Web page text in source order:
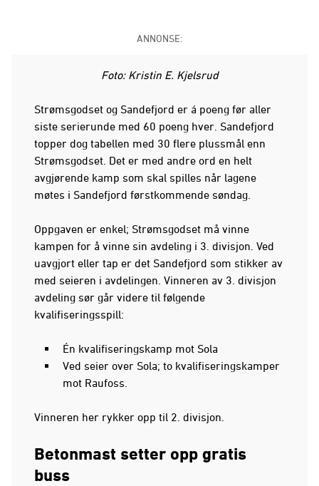
ANNONSE:
Foto: Kristin E. Kjelsrud
Strømsgodset og Sandefjord er á poeng før aller
siste serierunde med 60 poeng hver. Sandefjord
topper dog tabellen med 30 flere plussmål enn
Strømsgodset. Det er med andre ord en helt
avgjørende kamp som skal spilles når lagene
møtes i Sandefjord førstkommende søndag.
Oppgaven er enkel; Strømsgodset må vinne
kampen for å vinne sin avdeling i 3. divisjon. Ved
uavgjort eller tap er det Sandefjord som stikker av
med seieren i avdelingen. Vinneren av 3. divisjon
avdeling sør går videre til følgende
kvalifiseringsspill:
Én kvalifiseringskamp mot Sola
Ved seier over Sola; to kvalifiseringskamper
mot Raufoss.
Vinneren her rykker opp til 2. divisjon.
Betonmast setter opp gratis
buss